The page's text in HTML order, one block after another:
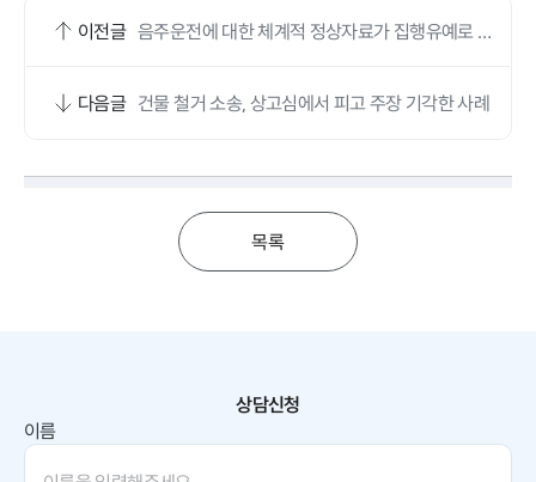
이전글 음주운전에 대한 체계적 정상자료가 집행유예로 영
다음글 건물 철거 소송, 상고심에서 피고 주장 기각한 사례
목록
상담신청
이름